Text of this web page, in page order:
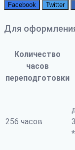
Facebook Twitter
Для
Количество
часов
переподготовки
256 часов
*